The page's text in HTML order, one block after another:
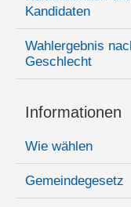
Kandidaten
Wahlergebnis
Geschlecht
Informationen
Wie wählen
Gemeindegesetz